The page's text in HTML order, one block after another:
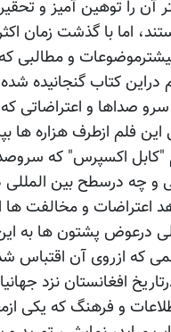
آن را توهین آمیز و
اما با گذشت زمان
و مطالبی
دراین کتاب گنجانیده
صداها و اعتراضاتی
فلم ازطرف هزاره ها
اکسپرس" که
و چه درسطح بین
اعتراضات و مخالفت ها
درعوض پشتون ها به
که ازروی آن اقتباس
افغانستان نزد
و فرهنگ که یکی